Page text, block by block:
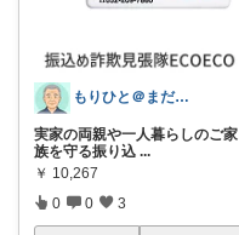
もりひと＠まだまだ役に立つ
実家の両親や一人暮らしのご家
族を守る振り込 ...
￥ 10,267
0 0 3